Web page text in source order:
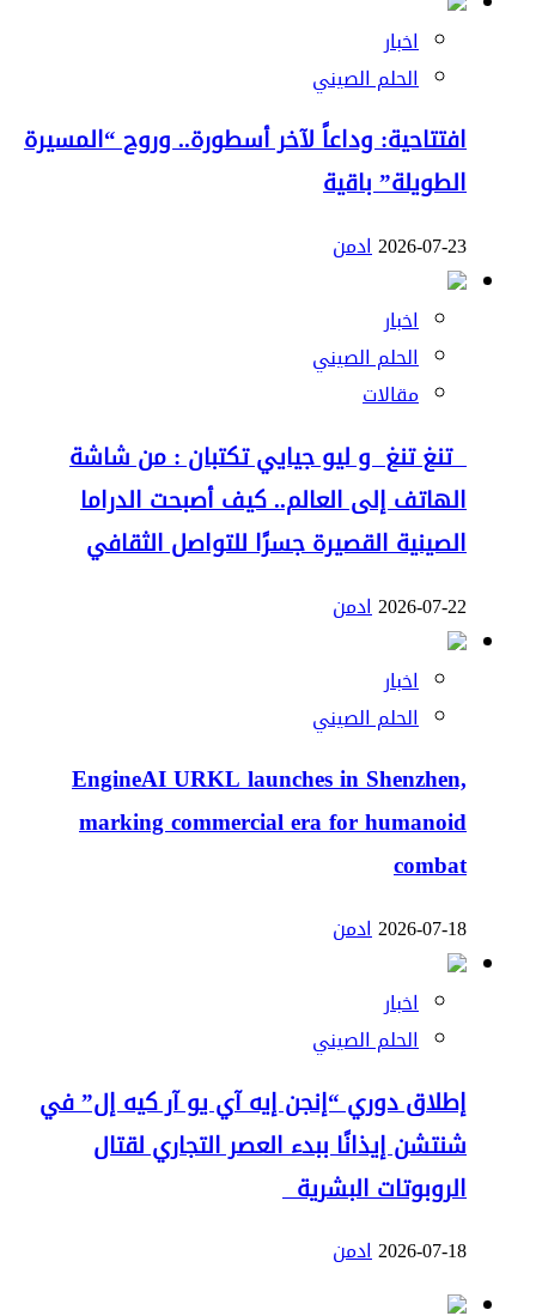
اخبار
الحلم الصيني
افتتاحية: وداعاً لآخر أسطورة.. وروح “المسيرة
الطويلة” باقية
2026-07-23ادمن
اخبار
الحلم الصيني
مقالات
تنغ تنغ و ليو جيايي تكتبان : من شاشة
الهاتف إلى العالم.. كيف أصبحت الدراما
الصينية القصيرة جسرًا للتواصل الثقافي
2026-07-22ادمن
اخبار
الحلم الصيني
EngineAI URKL launches in Shenzhen,
marking commercial era for humanoid
combat
2026-07-18ادمن
اخبار
الحلم الصيني
إطلاق دوري “إنجن إيه آي يو آر كيه إل” في
شنتشن إيذانًا ببدء العصر التجاري لقتال
الروبوتات البشرية
2026-07-18ادمن